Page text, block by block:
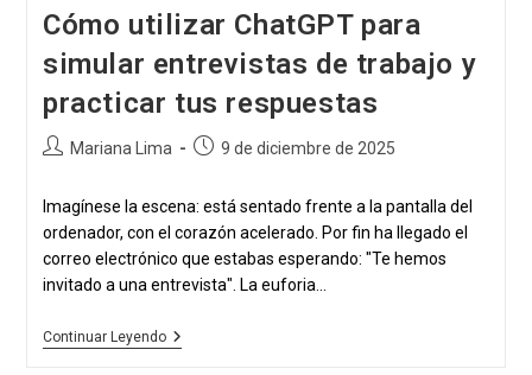
Cómo utilizar ChatGPT para
simular entrevistas de trabajo y
practicar tus respuestas
Autor
la
publicación:
Mariana Lima
Publicación
9 de diciembre de 2025
Imagínese la escena: está sentado frente a la pantalla del
ordenador, con el corazón acelerado. Por fin ha llegado el
correo electrónico que estabas esperando: "Te hemos
invitado a una entrevista". La euforia...
Continuar LeyendoCómo